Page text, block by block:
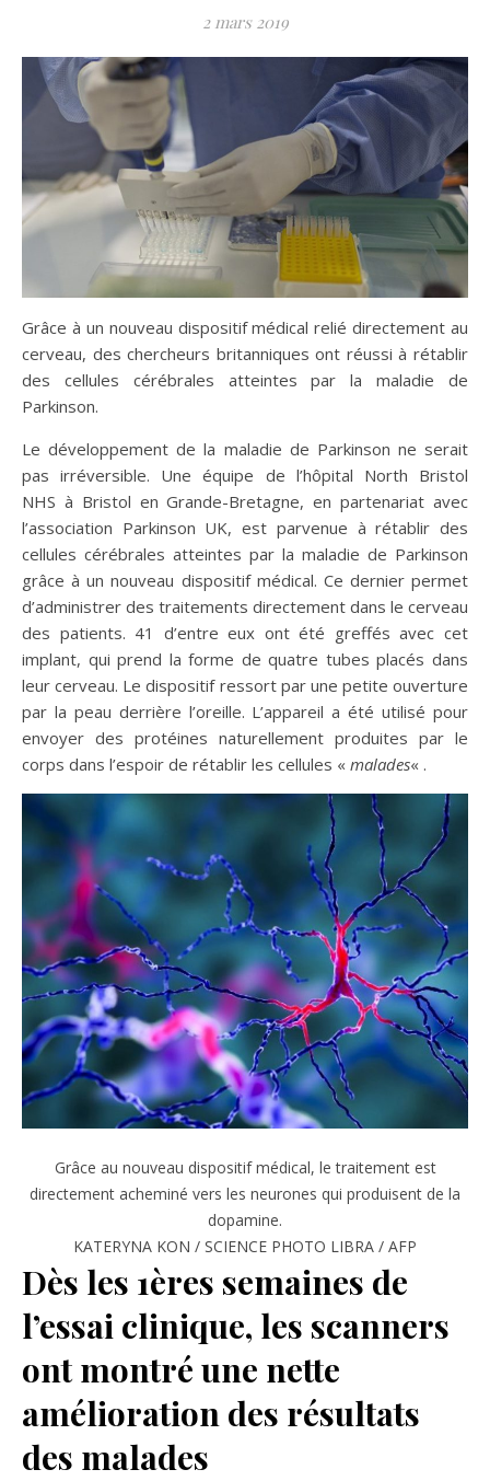
2 mars 2019
Grâce à un nouveau dispositif médical relié directement au
cerveau, des chercheurs britanniques ont réussi à rétablir
des cellules cérébrales atteintes par la maladie de
Parkinson.
Le développement de la maladie de Parkinson ne serait
pas irréversible. Une équipe de l’hôpital North Bristol
NHS à Bristol en Grande-Bretagne, en partenariat avec
l’association Parkinson UK, est parvenue à rétablir des
cellules cérébrales atteintes par la maladie de Parkinson
grâce à un nouveau dispositif médical. Ce dernier permet
d’administrer des traitements directement dans le cerveau
des patients. 41 d’entre eux ont été greffés avec cet
implant, qui prend la forme de quatre tubes placés dans
leur cerveau. Le dispositif ressort par une petite ouverture
par la peau derrière l’oreille. L’appareil a été utilisé pour
envoyer des protéines naturellement produites par le
corps dans l’espoir de rétablir les cellules « malades« .
Grâce au nouveau dispositif médical, le traitement est
directement acheminé vers les neurones qui produisent de la
dopamine.
KATERYNA KON / SCIENCE PHOTO LIBRA / AFP
Dès les 1ères semaines de
l’essai clinique, les scanners
ont montré une nette
amélioration des résultats
des malades